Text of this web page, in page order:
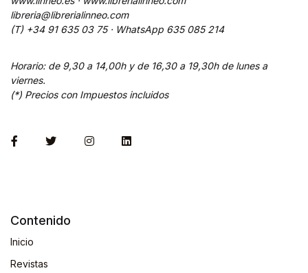
libreria@librerialinneo.com
(T) +34 91 635 03 75 · WhatsApp 635 085 214
Horario: de 9,30 a 14,00h y de 16,30 a 19,30h de lunes a
viernes.
(*) Precios con Impuestos incluidos
Contenido
Inicio
Revistas